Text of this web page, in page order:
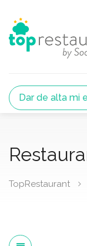
Dar de alta mi
TopRestaurant